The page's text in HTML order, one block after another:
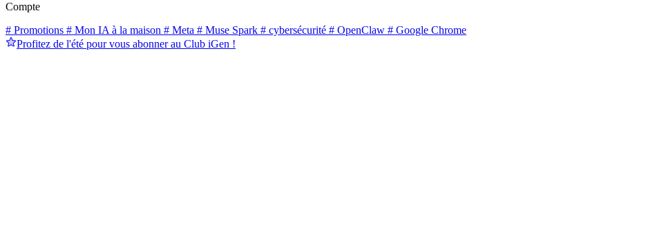
Compte
# Promotions # Mon IA à la maison # Meta # Muse Spark # cybersécurité # OpenClaw # Google Chrome
Profitez de l'été pour vous abonner au Club iGen !